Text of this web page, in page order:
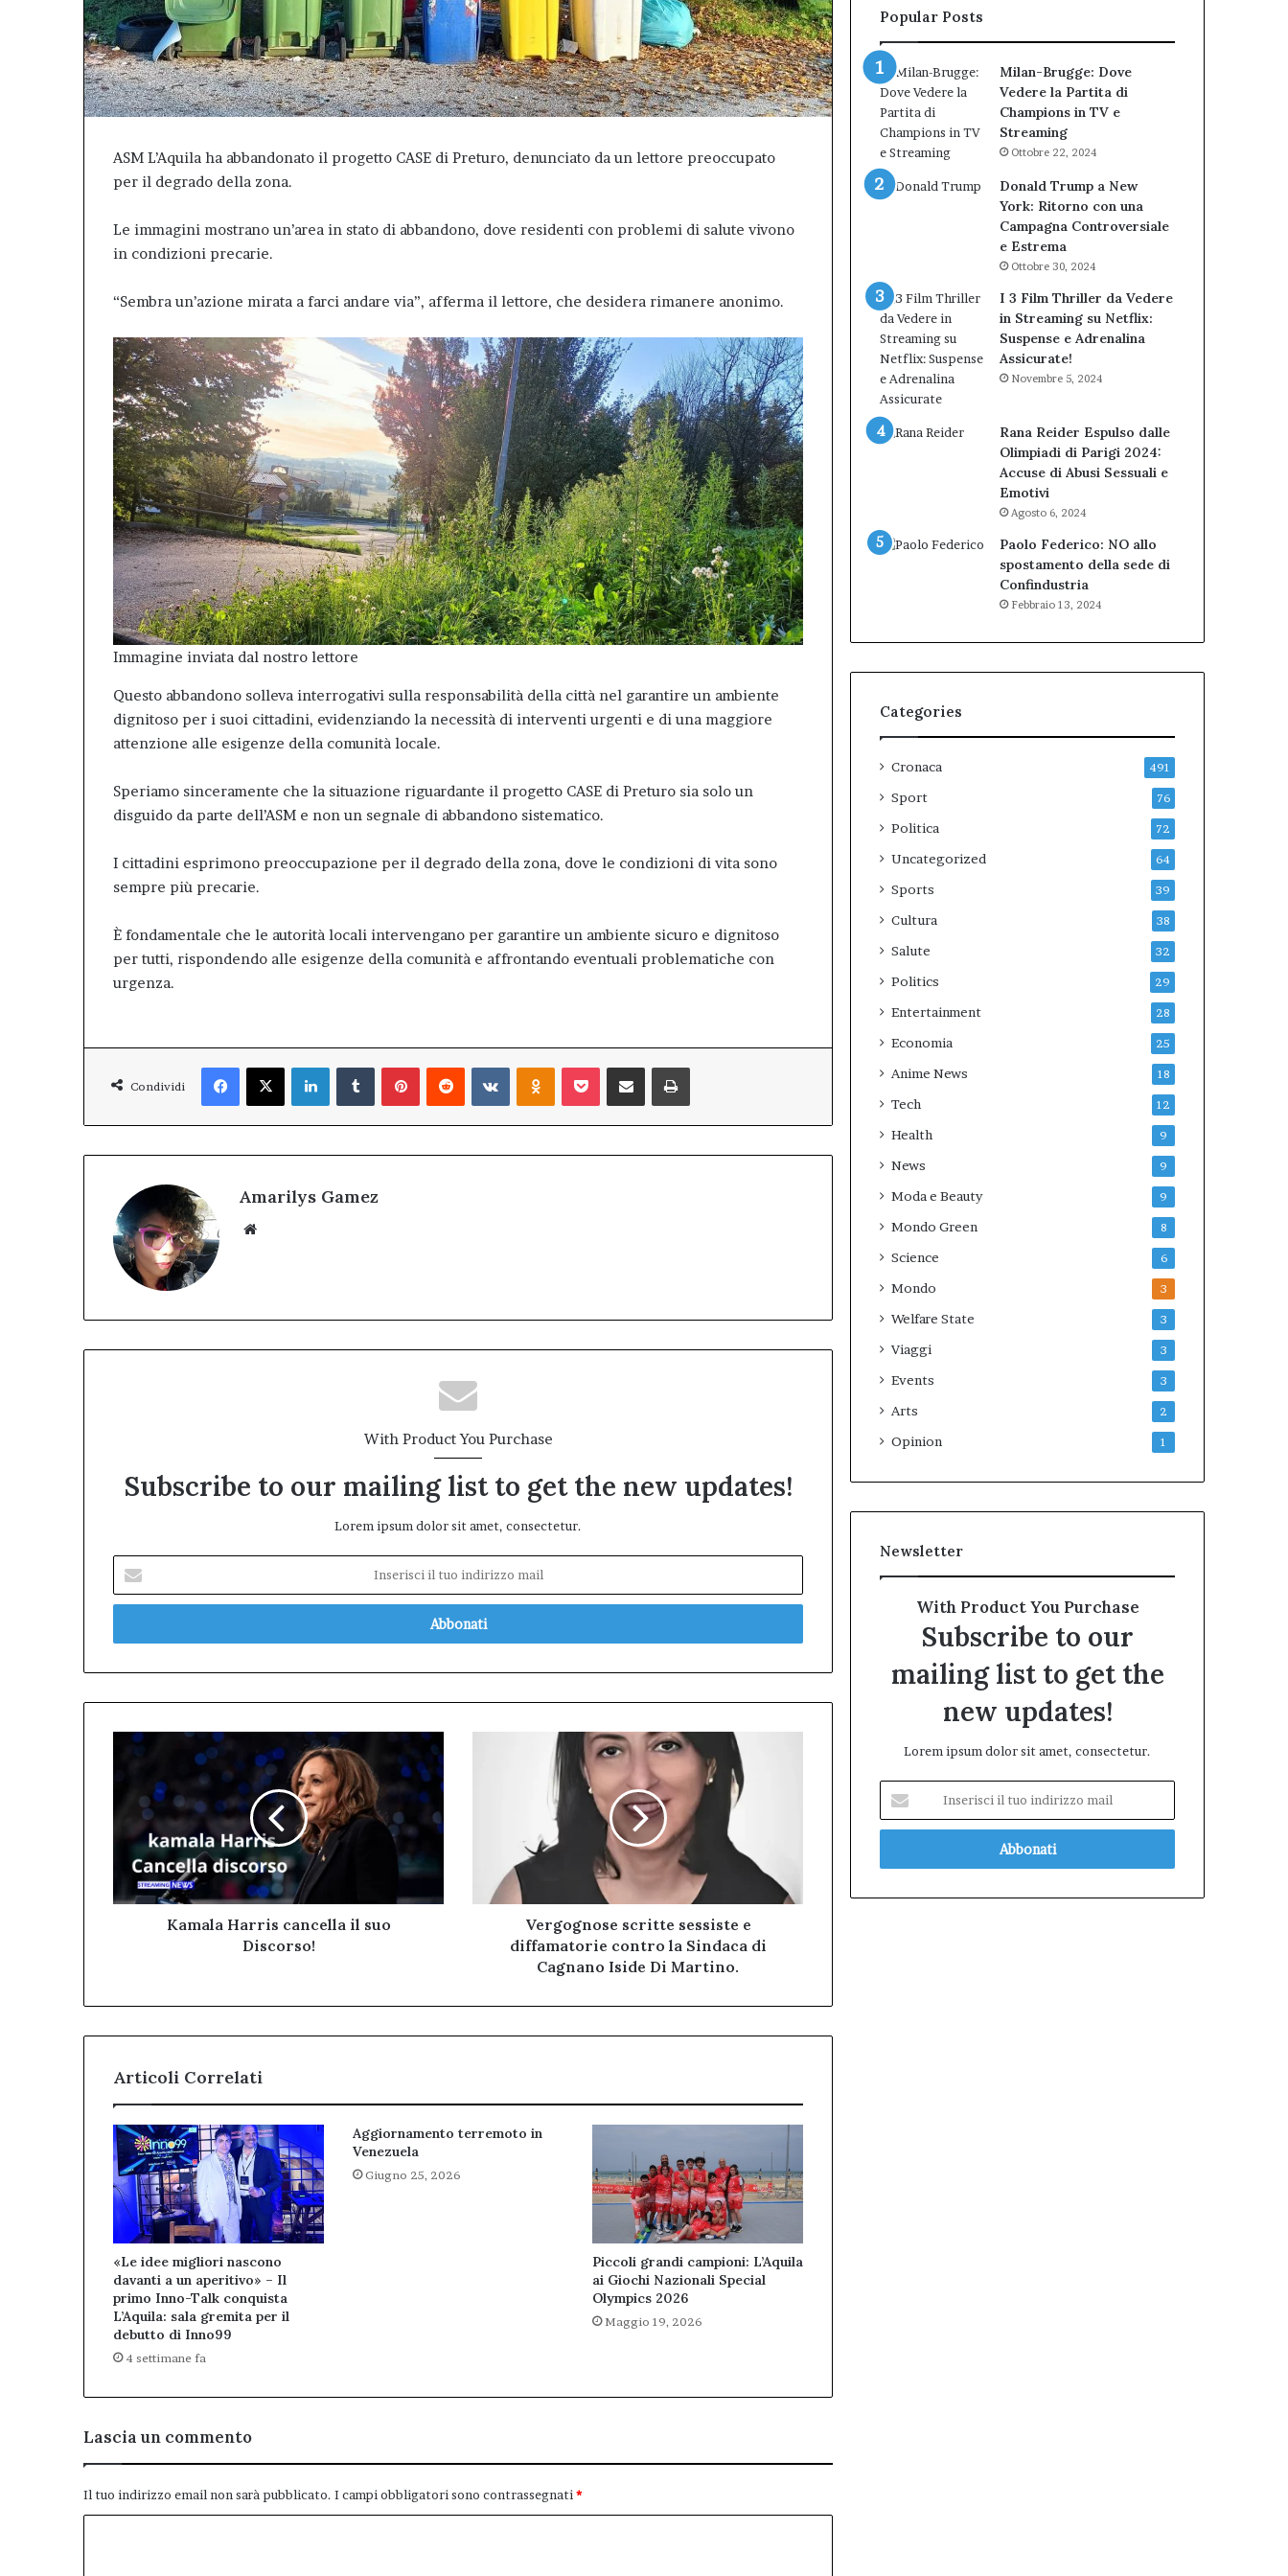
ASM L’Aquila ha abbandonato il progetto CASE di Preturo, denunciato da un lettore preoccupato
per il degrado della zona.
Le immagini mostrano un’area in stato di abbandono, dove residenti con problemi di salute vivono
in condizioni precarie.
“Sembra un’azione mirata a farci andare via”, afferma il lettore, che desidera rimanere anonimo.
Immagine inviata dal nostro lettore
Questo abbandono solleva interrogativi sulla responsabilità della città nel garantire un ambiente
dignitoso per i suoi cittadini, evidenziando la necessità di interventi urgenti e di una maggiore
attenzione alle esigenze della comunità locale.
Speriamo sinceramente che la situazione riguardante il progetto CASE di Preturo sia solo un
disguido da parte dell’ASM e non un segnale di abbandono sistematico.
I cittadini esprimono preoccupazione per il degrado della zona, dove le condizioni di vita sono
sempre più precarie.
È fondamentale che le autorità locali intervengano per garantire un ambiente sicuro e dignitoso
per tutti, rispondendo alle esigenze della comunità e affrontando eventuali problematiche con
urgenza.
Condividi
Facebook
X LinkedInTumblrPinterestReddit VKontakteOdnoklassniki
Pocket Condividi via mail Stampa
Amarilys Gamez
With Product You Purchase
Subscribe to our mailing list to get the new updates!
Lorem ipsum dolor sit amet, consectetur.
tuo
mail
Kamala
cancella
Discorso!
Kamala Harris cancella il suo
Discorso!
Sindaca
di
Vergognose scritte sessiste e
diffamatorie contro la Sindaca di
Cagnano Iside Di Martino.
Articoli Correlati
«Le idee migliori nascono
davanti a un aperitivo» – Il
primo Inno-Talk conquista
L’Aquila: sala gremita per il
debutto di Inno99
4 settimane fa
Aggiornamento terremoto in
Venezuela
Giugno 25, 2026
Piccoli grandi campioni: L’Aquila
ai Giochi Nazionali Special
Olympics 2026
Maggio 19, 2026
Lascia un commento
Il tuo indirizzo email non sarà pubblicato. I campi obbligatori sono contrassegnati *
valore
dell’Afm
come
patrimonio
pubblico
città.”.
gremita
per
il
debutto
di
Popular Posts
Milan-Brugge: Dove
Vedere la Partita di
Champions in TV e
Streaming
Ottobre 22, 2024
Donald Trump a New
York: Ritorno con una
Campagna Controversiale
e Estrema
Ottobre 30, 2024
I 3 Film Thriller da Vedere
in Streaming su Netflix:
Suspense e Adrenalina
Assicurate!
Novembre 5, 2024
Rana Reider Espulso dalle
Olimpiadi di Parigi 2024:
Accuse di Abusi Sessuali e
Emotivi
Agosto 6, 2024
Paolo Federico: NO allo
spostamento della sede di
Confindustria
Febbraio 13, 2024
Categories
Cronaca 491
Sport 76
Politica 72
Uncategorized 64
Sports 39
Cultura 38
Salute 32
Politics 29
Entertainment 28
Economia 25
Anime News 18
Tech 12
Health 9
News 9
Moda e Beauty 9
Mondo Green 8
Science 6
Mondo 3
Welfare State 3
Viaggi 3
Events 3
Arts 2
Opinion 1
Newsletter
With Product You Purchase
Subscribe to our
mailing list to get the
new updates!
Lorem ipsum dolor sit amet, consectetur.
tuo
mail